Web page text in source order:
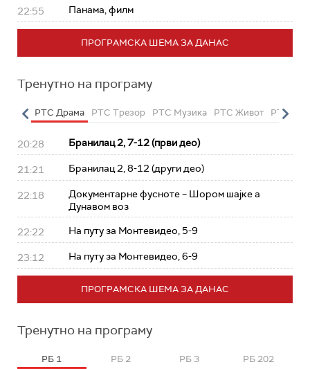
22:55 Панама, филм
ПРОГРАМСКА ШЕМА ЗА ДАНАС
Тренутно на програму
РТС Драма РТС Трезор РТС Музика РТС Живот РТС
20:28 Бранилац 2, 7-12 (први део)
21:21 Бранилац 2, 8-12 (други део)
22:18
Документарне фусноте – Шором шајке а
Дунавом воз
22:22 На путу за Монтевидео, 5-9
23:12 На путу за Монтевидео, 6-9
ПРОГРАМСКА ШЕМА ЗА ДАНАС
Тренутно на програму
РБ 1 РБ 2 РБ 3 РБ 202